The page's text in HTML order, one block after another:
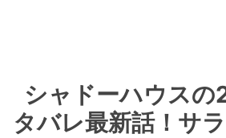
シャドーハウスの
タバレ最新話！サ